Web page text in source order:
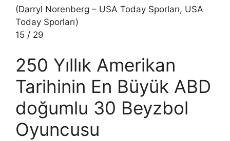
(Darryl Norenberg – USA Today Sporları, USA
Today Sporları)
15 / 29
250 Yıllık Amerikan
Tarihinin En Büyük ABD
doğumlu 30 Beyzbol
Oyuncusu